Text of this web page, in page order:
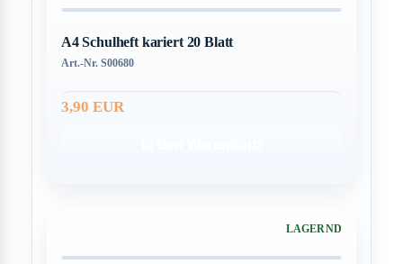
A4 Schulheft kariert 20 Blatt
Art.-Nr. S00680
3,90 EUR
LAGERND